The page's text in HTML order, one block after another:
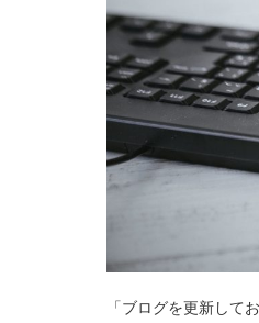
「ブログを更新して